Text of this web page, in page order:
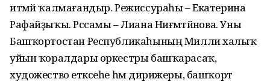
итмәй ҡалмағандыр. Режиссураһы – Екатерина
Ра­файҙыҡы. Рәссамы – Лиана Ни­ғәмәтйәнова. Уны
Башҡортостан Республикаһының Милли халыҡ
уйын ҡоралдары оркестры баш­ҡарасаҡ,
художество етәксеһе һәм дирижеры, башҡорт